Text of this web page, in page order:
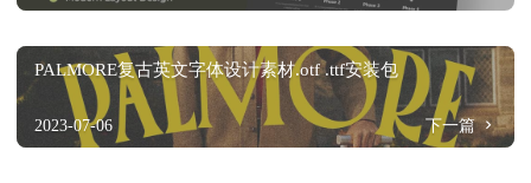
PALMORE复古英文字体设计素材.otf .ttf安装包
2023-07-06 下一篇